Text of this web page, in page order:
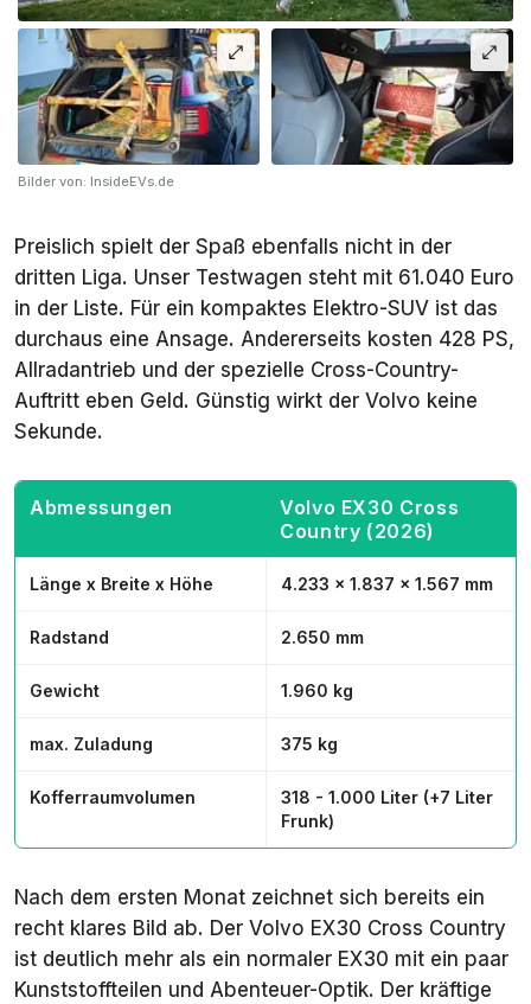
Bilder von: InsideEVs.de
Preislich spielt der Spaß ebenfalls nicht in der
dritten Liga. Unser Testwagen steht mit 61.040 Euro
in der Liste. Für ein kompaktes Elektro-SUV ist das
durchaus eine Ansage. Andererseits kosten 428 PS,
Allradantrieb und der spezielle Cross-Country-
Auftritt eben Geld. Günstig wirkt der Volvo keine
Sekunde.
Abmessungen
Volvo EX30 Cross
Country (2026)
Länge x Breite x Höhe 4.233 x 1.837 x 1.567 mm
Radstand 2.650 mm
Gewicht 1.960 kg
max. Zuladung 375 kg
Kofferraumvolumen
318 - 1.000 Liter (+7 Liter
Frunk)
Nach dem ersten Monat zeichnet sich bereits ein
recht klares Bild ab. Der Volvo EX30 Cross Country
ist deutlich mehr als ein normaler EX30 mit ein paar
Kunststoffteilen und Abenteuer-Optik. Der kräftige